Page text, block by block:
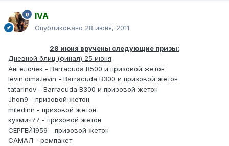
IVA
Опубликовано 28 июня, 2011
28 июня вручены следующие призы:
Дневной блиц (финал) 25 июня
Ангелочек - Barracuda B500 и призовой жетон
levin.dima.levin - Barracuda B300 и призовой жетон
tatarinov - Barracuda B300 и призовой жетон
Jhon9 - призовой жетон
miledinn - призовой жетон
кузмич77 - призовой жетон
СЕРГЕЙ1959 - призовой жетон
САМАЛ - ремпакет